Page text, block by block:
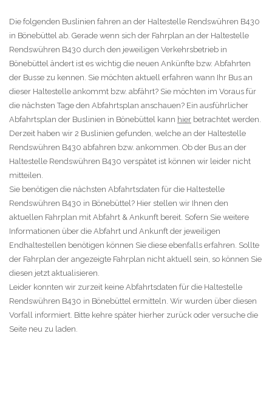
Die folgenden Buslinien fahren an der Haltestelle Rendswühren B430
in Bönebüttel ab. Gerade wenn sich der Fahrplan an der Haltestelle
Rendswühren B430 durch den jeweiligen Verkehrsbetrieb in
Bönebüttel ändert ist es wichtig die neuen Ankünfte bzw. Abfahrten
der Busse zu kennen. Sie möchten aktuell erfahren wann Ihr Bus an
dieser Haltestelle ankommt bzw. abfährt? Sie möchten im Voraus für
die nächsten Tage den Abfahrtsplan anschauen? Ein ausführlicher
Abfahrtsplan der Buslinien in Bönebüttel kann hier betrachtet werden.
Derzeit haben wir 2 Buslinien gefunden, welche an der Haltestelle
Rendswühren B430 abfahren bzw. ankommen. Ob der Bus an der
Haltestelle Rendswühren B430 verspätet ist können wir leider nicht
mitteilen.
Sie benötigen die nächsten Abfahrtsdaten für die Haltestelle
Rendswühren B430 in Bönebüttel? Hier stellen wir Ihnen den
aktuellen Fahrplan mit Abfahrt & Ankunft bereit. Sofern Sie weitere
Informationen über die Abfahrt und Ankunft der jeweiligen
Endhaltestellen benötigen können Sie diese ebenfalls erfahren. Sollte
der Fahrplan der angezeigte Fahrplan nicht aktuell sein, so können Sie
diesen jetzt aktualisieren.
Leider konnten wir zurzeit keine Abfahrtsdaten für die Haltestelle
Rendswühren B430 in Bönebüttel ermitteln. Wir wurden über diesen
Vorfall informiert. Bitte kehre später hierher zurück oder versuche die
Seite neu zu laden.